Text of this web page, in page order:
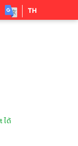
TH
ได้